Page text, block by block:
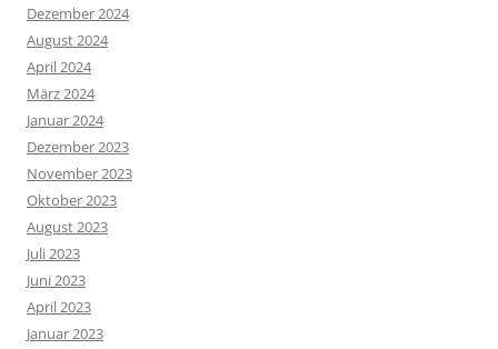
Dezember 2024
August 2024
April 2024
März 2024
Januar 2024
Dezember 2023
November 2023
Oktober 2023
August 2023
Juli 2023
Juni 2023
April 2023
Januar 2023